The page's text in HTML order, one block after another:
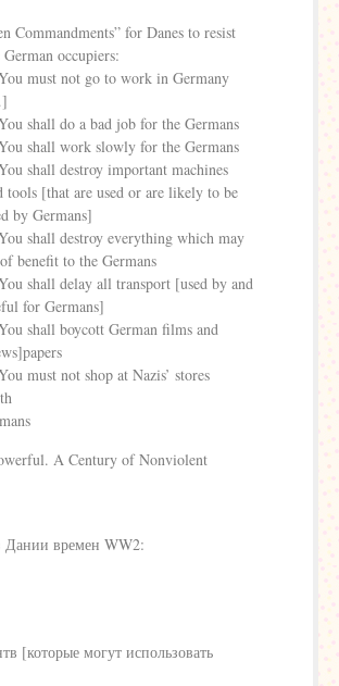
Commandments” for Danes to resist
German occupiers:
must not go to work in Germany
shall do a bad job for the Germans
shall work slowly for the Germans
shall destroy important machines
tools [that are used or are likely to be
by Germans]
shall destroy everything which may
benefit to the Germans
shall delay all transport [used by and
for Germans]
shall boycott German films and
must not shop at Nazis’ stores
A Century of Nonviolent
Дании времен WW2:
[которые могут использовать